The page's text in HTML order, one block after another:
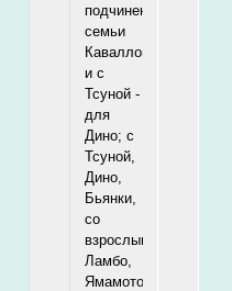
подчиненными
семьи
Каваллоне
и с
Тсуной -
для
Дино; с
Тсуной,
Дино,
Бьянки,
со
взрослым
Ламбо,
Ямамото,